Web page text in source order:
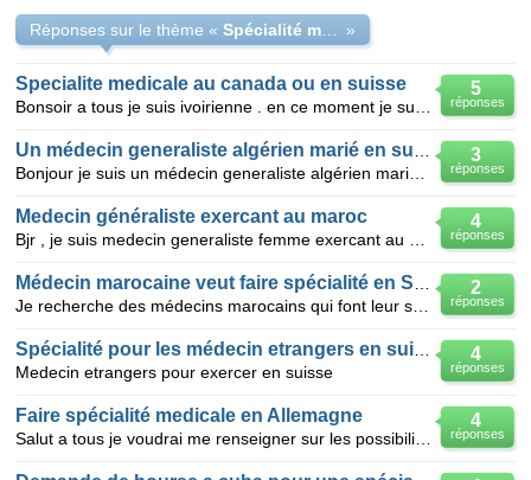
Réponses sur le thème « »
5
réponses
Specialite medicale au canada ou en suisse
3
réponses
4
réponses
Medecin généraliste exercant au maroc
2
réponses
4
réponses
Medecin etrangers pour exercer en suisse
4
réponses
Faire spécialité medicale en Allemagne